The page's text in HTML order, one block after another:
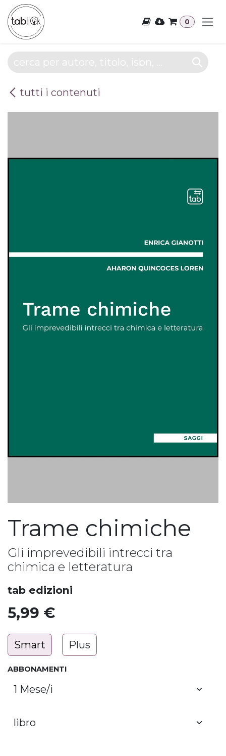
Passa al contenuto
0
tutti i contenuti
Trame chimiche
Gli imprevedibili intrecci tra
chimica e letteratura
tab edizioni
5,99 €
Smart Plus
ABBONAMENTI